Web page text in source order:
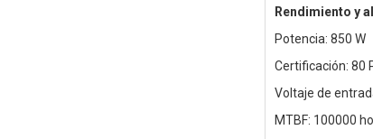
Rendimiento y
Potencia: 850 W
Certificación: 80
Voltaje de
MTBF: 100000